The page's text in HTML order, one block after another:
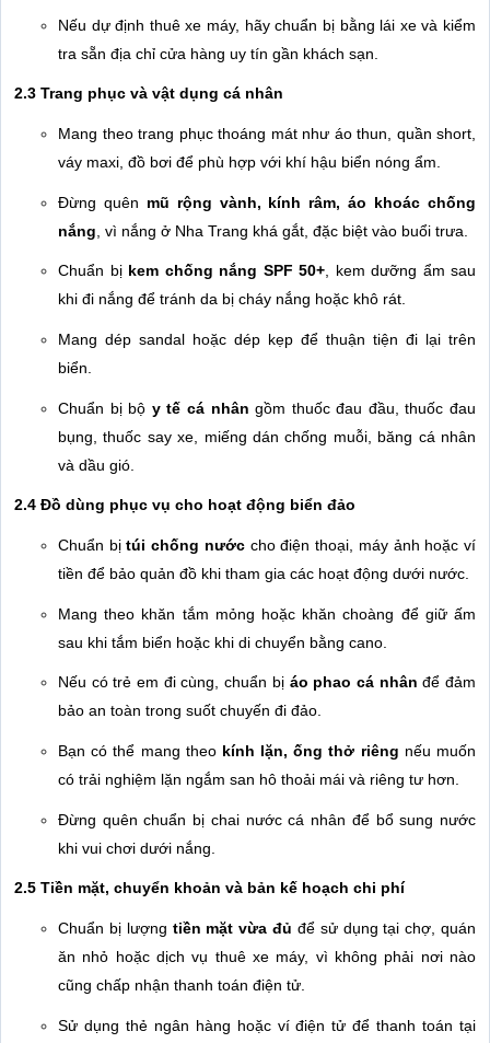
Nếu dự định thuê xe máy, hãy chuẩn bị bằng lái xe và kiểm
tra sẵn địa chỉ cửa hàng uy tín gần khách sạn.
2.3 Trang phục và vật dụng cá nhân
Mang theo trang phục thoáng mát như áo thun, quần short,
váy maxi, đồ bơi để phù hợp với khí hậu biển nóng ẩm.
Đừng quên mũ rộng vành, kính râm, áo khoác chống
nắng , vì nắng ở Nha Trang khá gắt, đặc biệt vào buổi trưa.
Chuẩn bị kem chống nắng SPF 50+, kem dưỡng ẩm sau
khi đi nắng để tránh da bị cháy nắng hoặc khô rát.
Mang dép sandal hoặc dép kẹp để thuận tiện đi lại trên
biển.
Chuẩn bị bộ y tế cá nhân gồm thuốc đau đầu, thuốc đau
bụng, thuốc say xe, miếng dán chống muỗi, băng cá nhân
và dầu gió.
2.4 Đồ dùng phục vụ cho hoạt động biển đảo
Chuẩn bịtúi chống nướccho điện thoại, máy ảnh hoặc ví
tiền để bảo quản đồ khi tham gia các hoạt động dưới nước.
Mang theo khăn tắm mỏng hoặc khăn choàng để giữ ấm
sau khi tắm biển hoặc khi di chuyển bằng cano.
Nếu có trẻ em đi cùng, chuẩn bị áo phao cá nhân để đảm
bảo an toàn trong suốt chuyến đi đảo.
Bạn có thể mang theo kính lặn, ống thở riêng nếu muốn
có trải nghiệm lặn ngắm san hô thoải mái và riêng tư hơn.
Đừng quên chuẩn bị chai nước cá nhân để bổ sung nước
khi vui chơi dưới nắng.
2.5 Tiền mặt, chuyển khoản và bản kế hoạch chi phí
Chuẩn bị lượng tiền mặt vừa đủ để sử dụng tại chợ, quán
ăn nhỏ hoặc dịch vụ thuê xe máy, vì không phải nơi nào
cũng chấp nhận thanh toán điện tử.
Sử dụng thẻ ngân hàng hoặc ví điện tử để thanh toán tại